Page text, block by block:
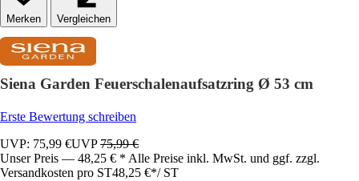
Vergleichen
Siena Garden Feuerschalenaufsatzring Ø 53 cm
Erste Bewertung schreiben
UVP: 75,99 €UVP75,99 €
Unser Preis — 48,25 € * Alle Preise inkl. MwSt. und ggf. zzgl.
Versandkosten pro ST48,25 €*/ ST